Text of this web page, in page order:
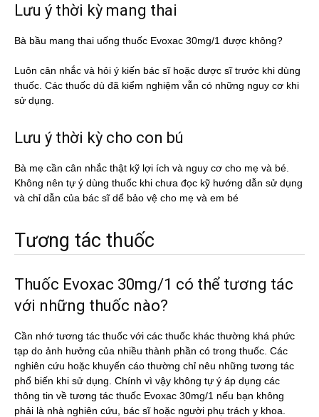
Lưu ý thời kỳ mang thai
Bà bầu mang thai uống thuốc Evoxac 30mg/1 được không?
Luôn cân nhắc và hỏi ý kiến bác sĩ hoặc dược sĩ trước khi dùng
thuốc. Các thuốc dù đã kiểm nghiệm vẫn có những nguy cơ khi
sử dụng.
Lưu ý thời kỳ cho con bú
Bà mẹ cần cân nhắc thật kỹ lợi ích và nguy cơ cho mẹ và bé.
Không nên tự ý dùng thuốc khi chưa đọc kỹ hướng dẫn sử dụng
và chỉ dẫn của bác sĩ dể bảo vệ cho mẹ và em bé
Tương tác thuốc
Thuốc Evoxac 30mg/1 có thể tương tác
với những thuốc nào?
Cần nhớ tương tác thuốc với các thuốc khác thường khá phức
tạp do ảnh hưởng của nhiều thành phần có trong thuốc. Các
nghiên cứu hoặc khuyến cáo thường chỉ nêu những tương tác
phổ biến khi sử dụng. Chính vì vậy không tự ý áp dụng các
thông tin về tương tác thuốc Evoxac 30mg/1 nếu bạn không
phải là nhà nghiên cứu, bác sĩ hoặc người phụ trách y khoa.